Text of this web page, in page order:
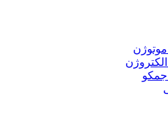
موتوژن
الکتروژن
جمکو